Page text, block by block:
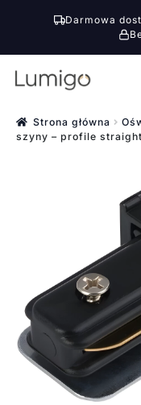
Darmowa
Przejdź
nawigacji
Przejdź
treści Strona główna
szyny – profile